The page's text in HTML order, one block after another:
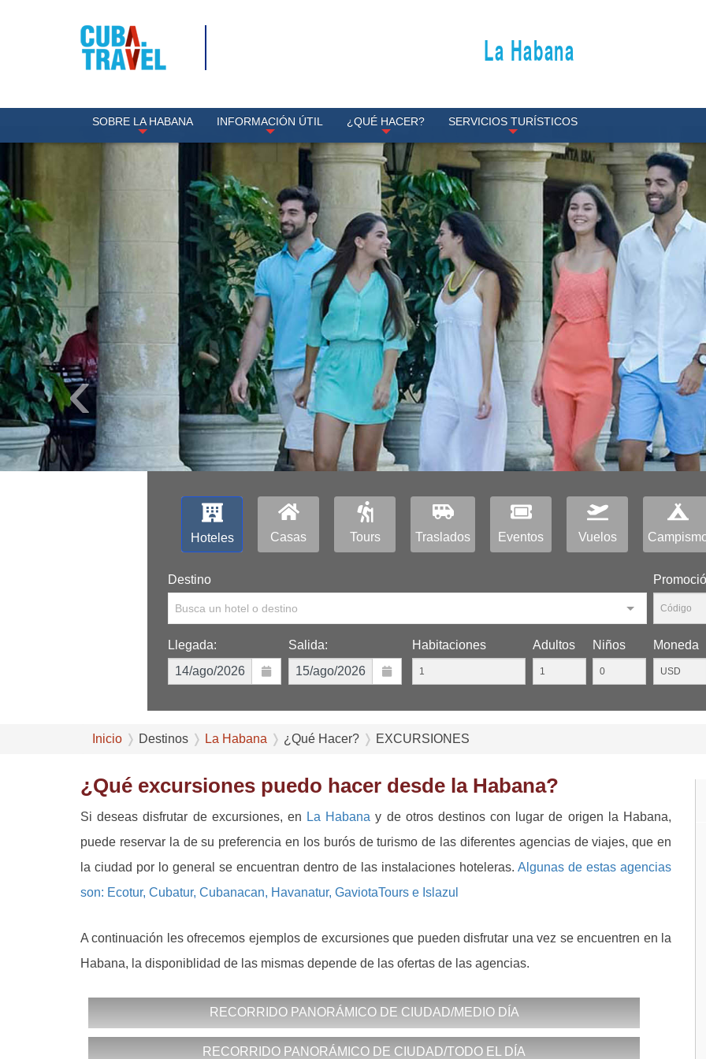
La Habana
SOBRE LA HABANA INFORMACIÓN ÚTIL ¿QUÉ HACER? SERVICIOS TURÍSTICOS
‹
Hoteles Casas Tours Traslados Eventos Vuelos
Destino
Busca un hotel o destino
Llegada: Salida: Habitaciones Adultos Niños Moneda
Inicio Destinos La Habana ¿Qué Hacer? EXCURSIONES
¿Qué excursiones puedo hacer desde la Habana?
Si deseas disfrutar de excursiones, en La Habana y de otros destinos con lugar de origen la Habana,
puede reservar la de su preferencia en los burós de turismo de las diferentes agencias de viajes, que en
la ciudad por lo general se encuentran dentro de las instalaciones hoteleras. Algunas de estas agencias
son: Ecotur, Cubatur, Cubanacan, Havanatur, GaviotaTours e Islazul
A continuación les ofrecemos ejemplos de excursiones que pueden disfrutar una vez se encuentren en la
Habana, la disponiblidad de las mismas depende de las ofertas de las agencias.
RECORRIDO PANORÁMICO DE CIUDAD/MEDIO DÍA
-Recogida en el hotel con vehículo climatizado. Servicio de guía bilingüe. -Recorrido
RECORRIDO PANORÁMICO DE CIUDAD/TODO EL DÍA